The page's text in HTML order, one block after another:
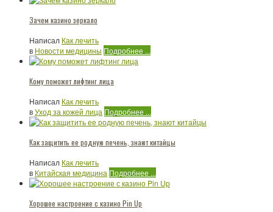
Зачем казино зеркало
Написал Как лечить
в Новости медицины Подробнее ...
Кому поможет лифтинг лица
Написал Как лечить
вУход за кожей лица Подробнее ...
Как защитить ее родную печень, знают китайцы
Написал Как лечить
в Китайская медицина Подробнее ...
Хорошее настроение с казино Pin Up